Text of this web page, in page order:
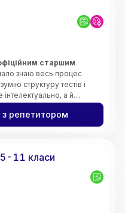
старшим
знаю весь процес
структуру тестів і
а й
своїх учнів. Моє головне
та страшне в
для вашої
(до
з репетитором
11 класи